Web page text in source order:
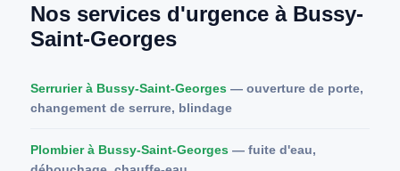
Nos services d'urgence à Bussy-
Saint-Georges
Serrurier à Bussy-Saint-Georges — ouverture de porte,
changement de serrure, blindage
Plombier à Bussy-Saint-Georges — fuite d'eau,